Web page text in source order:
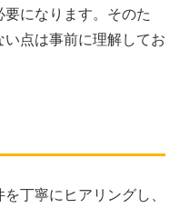
になります。そのた
点は事前に理解してお
丁寧にヒアリングし、